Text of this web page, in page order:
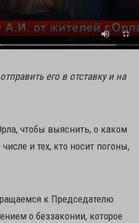
его в отставку и на
чтобы выяснить, о каком
и тех, кто носит погоны,
к Председателю
о беззаконии, которое